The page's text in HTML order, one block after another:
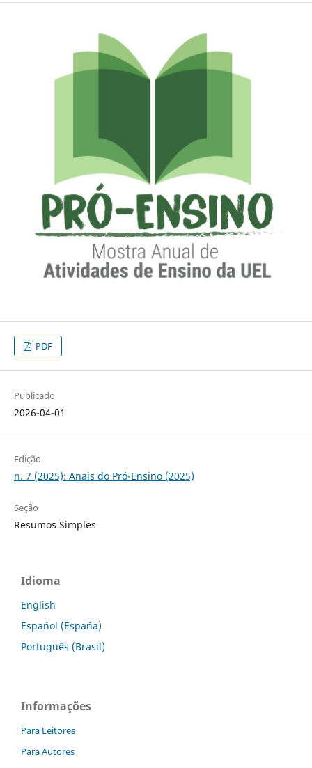
PDF
Publicado
2026-04-01
Edição
n. 7 (2025): Anais do Pró-Ensino (2025)
Seção
Resumos Simples
Idioma
English
Español (España)
Português (Brasil)
Informações
Para Leitores
Para Autores